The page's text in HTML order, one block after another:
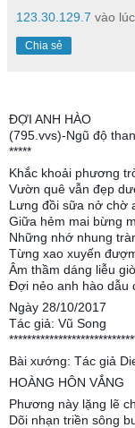
123.30.129.7 vào lúc
Chia sẻ
ĐỢI ANH HÀO
(795.vvs)-Ngũ độ
*****
Khắc khoải phương
Vườn quê vẫn đẹp
Lưng đồi sữa nở chờ
Giữa hẻm mai bừng
Những nhớ nhung
Từng xao xuyến
Âm thầm dáng liễu
Đợi nẻo anh hào dẫu
Ngày 28/10/2017
Tác giả: Vũ Song
Bài xướng: Tác giả
HOÀNG HÔN VẮNG
Phương này lặng lẽ
Dõi nhạn triền sông